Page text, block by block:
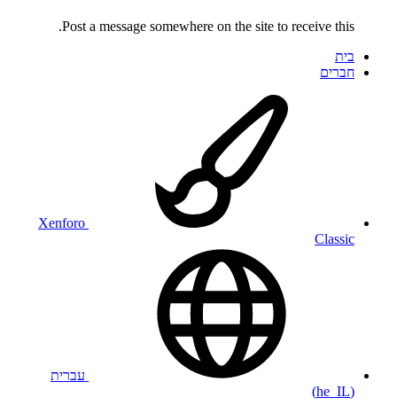
Post a message somewhere on the site to receive this.
בית
חברים
Xenforo
Classic
עברית
(he_IL)